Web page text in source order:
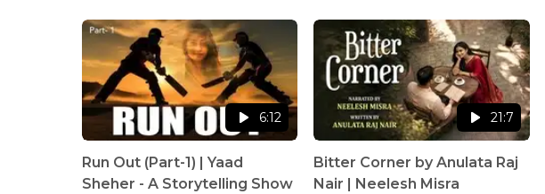
6:12
Run Out (Part-1) | Yaad
Sheher - A Storytelling Show
21:7
Bitter Corner by Anulata Raj
Nair | Neelesh Misra